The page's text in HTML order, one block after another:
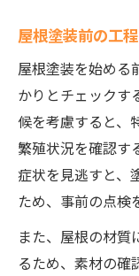
屋根塗装前の工
屋根塗装を始める
かりとチェックす
候を考慮すると、
繁殖状況を確認す
症状を見逃すと、
ため、事前の点検
また、屋根の材質
るため、素材の確